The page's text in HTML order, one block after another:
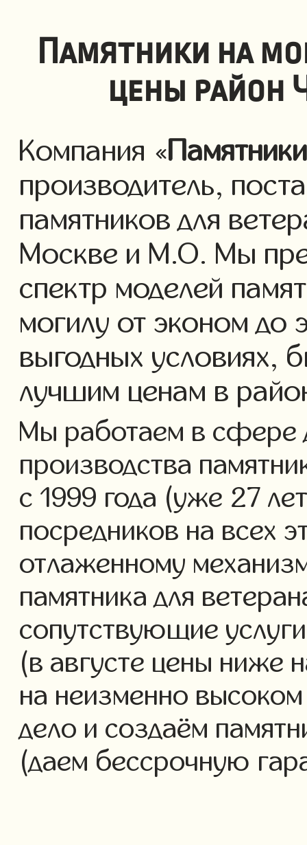
Памятники на
цены район
Компания «Памятники
производитель,
памятников для
Москве и М.О. Мы
спектр моделей
могилу от эконом до
выгодных условиях,
лучшим ценам в
Мы работаем в сфере
производства
с 1999 года (уже 27
посредников на всех
отлаженному
памятника для
сопутствующие
(в августе цены ниже
на неизменно
дело и создаём
(даем бессрочную